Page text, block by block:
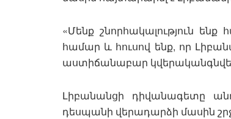
«Մենք շնորհակալություն
համար և հուսով ենք, որ
աստիճանաբար
Լիբանանցի դիվանագետը
դեսպանի վերադարձի մասին